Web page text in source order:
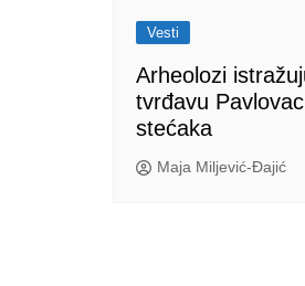
Vesti
Arheolozi
tvrđavu
stećaka
Maja Miljević-Đajić